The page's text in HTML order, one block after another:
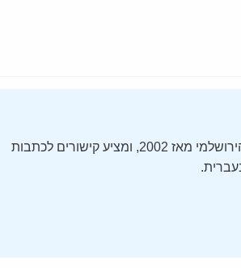
ה-Daily Alert הידוע – תקציר חדשות ישראל, מופק על ידי המרכז הירושלמי מאז 2002, ומציע קישורים לכתבות